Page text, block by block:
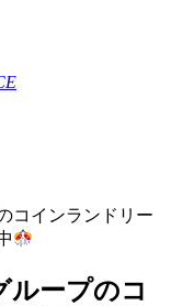
コインランドリー
ループのコ